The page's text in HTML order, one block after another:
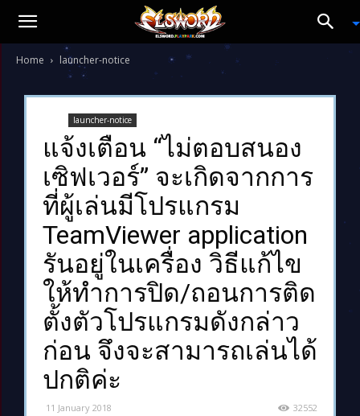
Home launcher-notice
launcher-notice
แจ้งเตือน “ไม่ตอบสนอง
เซิฟเวอร์” จะเกิดจากการ
ที่ผู้เล่นมีโปรแกรม
TeamViewer application
รันอยู่ในเครื่อง วิธีแก้ไข
ให้ทำการปิด/ถอนการติด
ตั้งตัวโปรแกรมดังกล่าว
ก่อน จึงจะสามารถเล่นได้
ปกติค่ะ
11 January 2018 32552